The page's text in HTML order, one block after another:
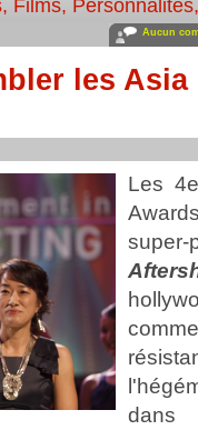
, Films,
Aucun
les Asia
Les